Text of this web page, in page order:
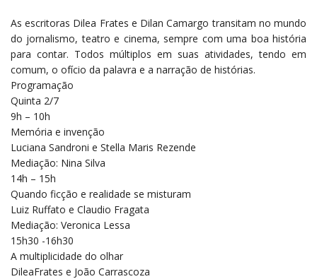
As escritoras Dilea Frates e Dilan Camargo transitam no mundo
do jornalismo, teatro e cinema, sempre com uma boa história
para contar. Todos múltiplos em suas atividades, tendo em
comum, o ofício da palavra e a narração de histórias.
Programação
Quinta 2/7
9h – 10h
Memória e invenção
Luciana Sandroni e Stella Maris Rezende
Mediação: Nina Silva
14h – 15h
Quando ficção e realidade se misturam
Luiz Ruffato e Claudio Fragata
Mediação: Veronica Lessa
15h30 -16h30
A multiplicidade do olhar
DileaFrates e João Carrascoza